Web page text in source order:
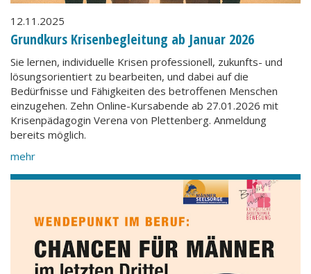
12.11.2025
Grundkurs Krisenbegleitung ab Januar 2026
Sie lernen, individuelle Krisen professionell, zukunfts- und
lösungsorientiert zu bearbeiten, und dabei auf die
Bedürfnisse und Fähigkeiten des betroffenen Menschen
einzugehen. Zehn Online-Kursabende ab 27.01.2026 mit
Krisenpädagogin Verena von Plettenberg. Anmeldung
bereits möglich.
mehr